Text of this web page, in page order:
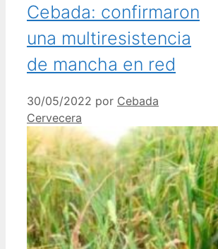
Cebada: confirmaron
una multiresistencia
de mancha en red
30/05/2022 por Cebada
Cervecera